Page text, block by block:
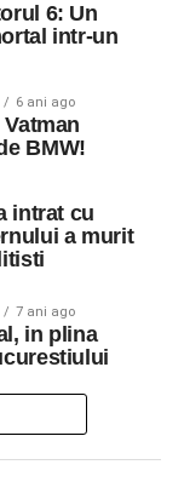
6: Un
intr-un
6 ani ago
BMW!
intrat cu
a murit
7 ani ago
in plina